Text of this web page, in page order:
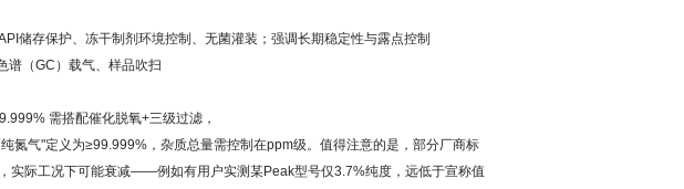
储存保护、冻干制剂环境控制、无菌灌装；强调长期稳定性与露点控制
（GC）载气、样品吹扫
需搭配催化脱氧+三级过滤，
氮气"定义为≥99.999%，杂质总量需控制在ppm级。值得注意的是，部分厂商标
实际工况下可能衰减——例如有用户实测某Peak型号仅3.7%纯度，远低于宣称值